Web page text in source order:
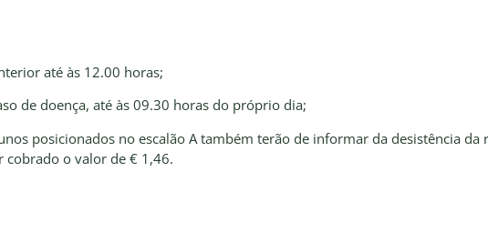
até às 12.00 horas;
de doença, até às 09.30 horas do próprio dia;
posicionados no escalão A também terão de informar da desistência da
cobrado o valor de € 1,46.